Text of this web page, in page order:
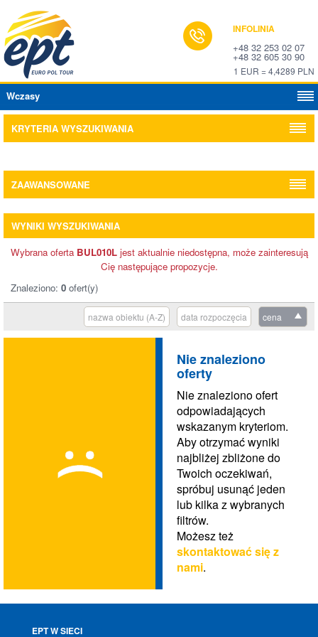
INFOLINIA
+48 32 253 02 07
+48 32 605 30 90
1 EUR = 4,4289 PLN
Wczasy
KRYTERIA WYSZUKIWANIA
ZAAWANSOWANE
WYNIKI WYSZUKIWANIA
Wybrana oferta BUL010Ljest aktualnie niedostępna, może zainteresują
Cię następujące propozycje.
Znaleziono: 0 ofert(y)
cena
data rozpoczęcia
nazwa obiektu (A-Z)
Nie znaleziono
oferty
Nie znaleziono ofert
odpowiadających
wskazanym kryteriom.
Aby otrzymać wyniki
najbliżej zbliżone do
Twoich oczekiwań,
spróbuj usunąć jeden
lub kilka z wybranych
filtrów.
Możesz też
skontaktować się z
nami.
EPT W SIECI